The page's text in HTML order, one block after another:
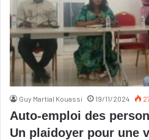
Guy Martial Kouassi 19/11/2024
Auto-emploi des
Un plaidoyer pour une